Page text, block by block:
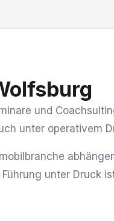
und
unter operativem
unter Druck